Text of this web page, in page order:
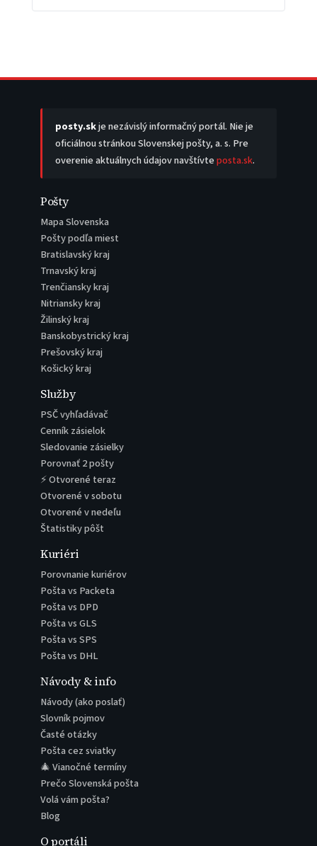
posty.skje nezávislý informačný portál. Nie je
oficiálnou stránkou Slovenskej pošty, a. s. Pre
overenie aktuálnych údajov navštívteposta.sk.
Pošty
Mapa Slovenska
Pošty podľa miest
Bratislavský kraj
Trnavský kraj
Trenčiansky kraj
Nitriansky kraj
Žilinský kraj
Banskobystrický kraj
Prešovský kraj
Košický kraj
Služby
PSČ vyhľadávač
Cenník zásielok
Sledovanie zásielky
Porovnať 2 pošty
⚡ Otvorené teraz
Otvorené v sobotu
Otvorené v nedeľu
Štatistiky pôšt
Kuriéri
Porovnanie kuriérov
Pošta vs Packeta
Pošta vs DPD
Pošta vs GLS
Pošta vs SPS
Pošta vs DHL
Návody & info
Návody (ako poslať)
Slovník pojmov
Časté otázky
Pošta cez sviatky
🎄 Vianočné termíny
Prečo Slovenská pošta
Volá vám pošta?
Blog
O portáli